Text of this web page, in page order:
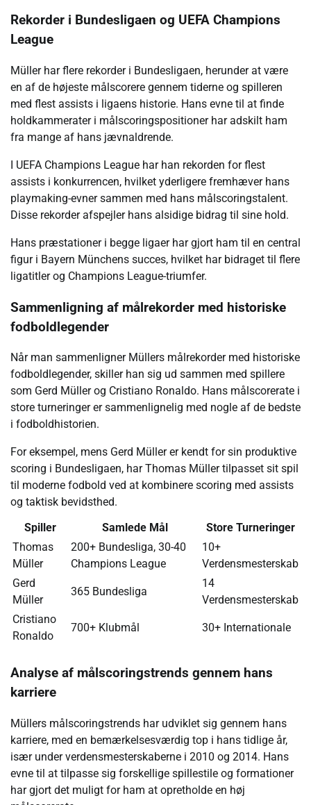
Rekorder i Bundesligaen og UEFA Champions
League
Müller har flere rekorder i Bundesligaen, herunder at være
en af de højeste målscorere gennem tiderne og spilleren
med flest assists i ligaens historie. Hans evne til at finde
holdkammerater i målscoringspositioner har adskilt ham
fra mange af hans jævnaldrende.
I UEFA Champions League har han rekorden for flest
assists i konkurrencen, hvilket yderligere fremhæver hans
playmaking-evner sammen med hans målscoringstalent.
Disse rekorder afspejler hans alsidige bidrag til sine hold.
Hans præstationer i begge ligaer har gjort ham til en central
figur i Bayern Münchens succes, hvilket har bidraget til flere
ligatitler og Champions League-triumfer.
Sammenligning af målrekorder med historiske
fodboldlegender
Når man sammenligner Müllers målrekorder med historiske
fodboldlegender, skiller han sig ud sammen med spillere
som Gerd Müller og Cristiano Ronaldo. Hans målscorerate i
store turneringer er sammenlignelig med nogle af de bedste
i fodboldhistorien.
For eksempel, mens Gerd Müller er kendt for sin produktive
scoring i Bundesligaen, har Thomas Müller tilpasset sit spil
til moderne fodbold ved at kombinere scoring med assists
og taktisk bevidsthed.
Spiller
Samlede Mål
Store Turneringer
Thomas
Müller
200+ Bundesliga, 30-40
Champions League
10+
Verdensmesterskab
Gerd
Müller
365 Bundesliga
14
Verdensmesterskab
Cristiano
Ronaldo
700+ Klubmål 30+ Internationale
Analyse af målscoringstrends gennem hans
karriere
Müllers målscoringstrends har udviklet sig gennem hans
karriere, med en bemærkelsesværdig top i hans tidlige år,
især under verdensmesterskaberne i 2010 og 2014. Hans
evne til at tilpasse sig forskellige spillestile og formationer
har gjort det muligt for ham at opretholde en høj